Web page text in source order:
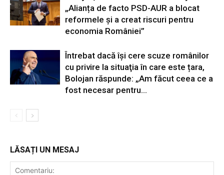
„Alianța de facto PSD-AUR a blocat
reformele și a creat riscuri pentru
economia României”
Întrebat dacă își cere scuze românilor
cu privire la situaţia în care este țara,
Bolojan răspunde: „Am făcut ceea ce a
fost necesar pentru...
LĂSAȚI UN MESAJ